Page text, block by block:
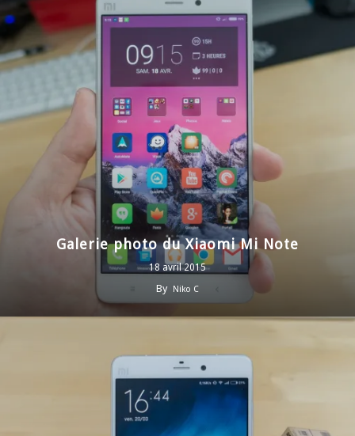
Galerie photo du Xiaomi Mi Note
18 avril 2015
By Niko C